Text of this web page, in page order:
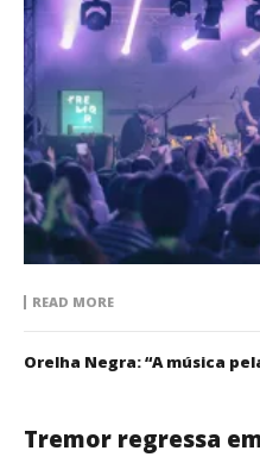
READ MORE
Orelha Negra: “A música
Tremor regressa